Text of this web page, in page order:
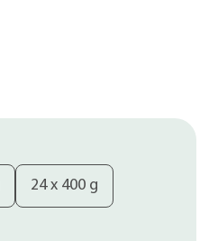
24 x 400 g